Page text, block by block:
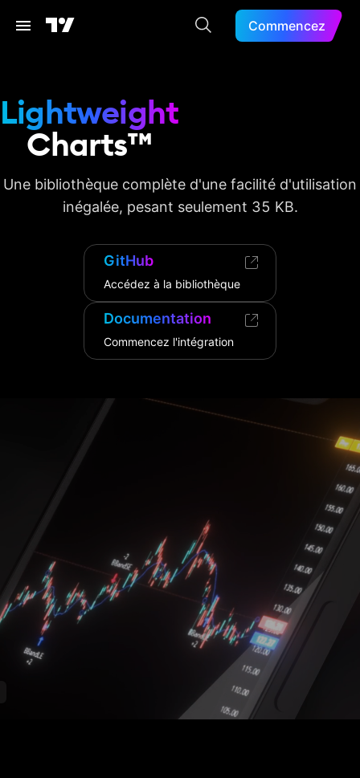
Commencez
Lightweight
Charts™
Une bibliothèque complète d'une facilité d'utilisation
inégalée, pesant seulement 35 KB.
GitHub
Accédez à la bibliothèque
Documentation
Commencez l'intégration